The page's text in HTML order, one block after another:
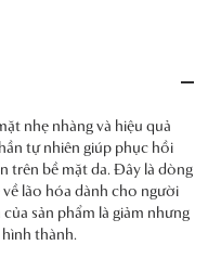
nhẹ nhàng và hiệu quả
tự nhiên giúp phục hồi
trên bề mặt da. Đây là dòng
về lão hóa dành cho người
sản phẩm là giảm nhưng
hình thành.